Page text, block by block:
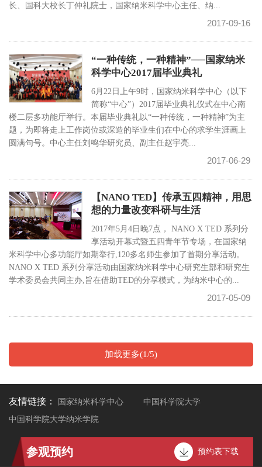
长、国科大校长丁仲礼院士，国家纳米科学中心主任、纳...
2017-09-16
“一种传统，一种精神”──国家纳米
科学中心2017届毕业典礼
6月22日上午9时，国家纳米科学中心（以下
简称“中心”）2017届毕业典礼仪式在中心南
楼二层多功能厅举行。本届毕业典礼以“一种传统，一种精神”为主
题，为即将走上工作岗位或深造的毕业生们在中心的求学生涯画上
圆满句号。中心主任刘鸣华研究员、副主任赵宇亮...
2017-06-29
【NANO TED】传承五四精神，用思
想的力量改变科研与生活
2017年5月4日晚7点， NANO X TED 系列分
享活动开幕式暨五四青年节专场，在国家纳
米科学中心多功能厅如期举行,120多名师生参加了首期分享活动。
NANO X TED 系列分享活动由国家纳米科学中心研究生部和研究生
学术委员会共同主办,旨在借助TED的分享模式，为纳米中心的...
2017-05-09
加载更多(1/5)
友情链接： 国家纳米科学中心
中国科学院大学
中国科学院大学纳米学院
参观预约 预约表下载